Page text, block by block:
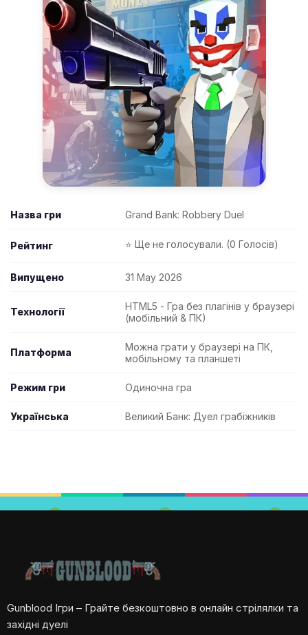
Назва гри Grand Bank: Robbery Duel
Рейтинг ⭐ Ще не голосували. (0 Голосів)
Випущено 31 May 2026
Технології
HTML5 - Гра без плагінів у браузері
(мобільний & ПК)
Платформа
Можна грати у браузері на ПК,
мобільному та планшеті
Режим гри Одиночна гра
Українська Великий Банк: Дуел грабіжників
Gunblood Ігри – Грайте безкоштовно в онлайн стрілялки та
західні дуелі